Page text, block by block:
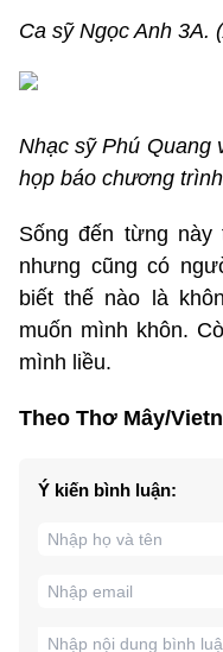
Ca sỹ Ngọc Anh 3A.
Nhạc sỹ Phú Quang
họp báo chương
Sống đến từng
nhưng cũng có
biết thế nào là
muốn mình khôn.
mình liều.
Theo Thơ Mây/
Ý kiến bình luận: